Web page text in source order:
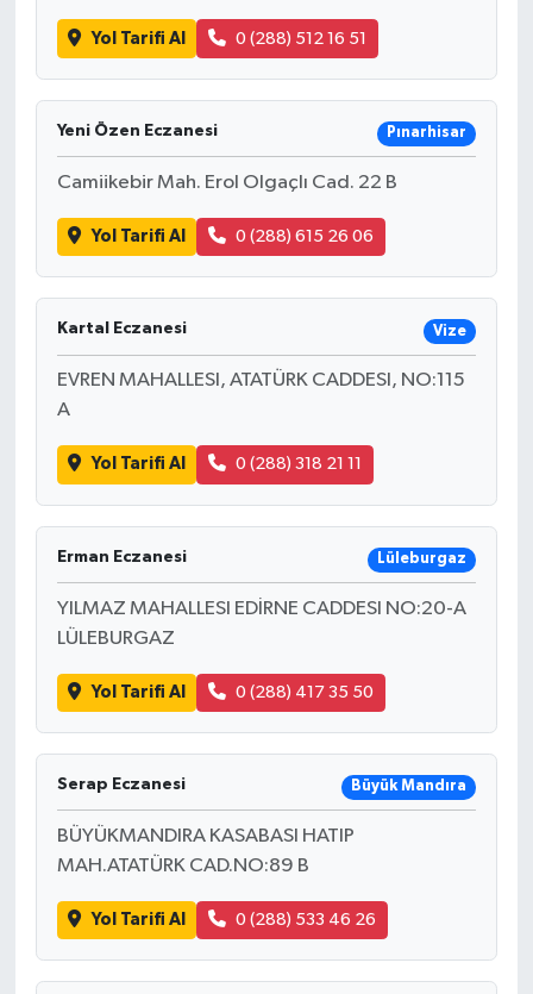
Yol Tarifi Al 0 (288) 512 16 51
Yeni Özen Eczanesi Pınarhisar
Camiikebir Mah. Erol Olgaçlı Cad. 22 B
Yol Tarifi Al 0 (288) 615 26 06
Kartal Eczanesi Vize
EVREN MAHALLESI, ATATÜRK CADDESI, NO:115
A
Yol Tarifi Al 0 (288) 318 21 11
Erman Eczanesi Lüleburgaz
YILMAZ MAHALLESI EDİRNE CADDESI NO:20-A
LÜLEBURGAZ
Yol Tarifi Al 0 (288) 417 35 50
Serap Eczanesi Büyük Mandıra
BÜYÜKMANDIRA KASABASI HATIP
MAH.ATATÜRK CAD.NO:89 B
Yol Tarifi Al 0 (288) 533 46 26